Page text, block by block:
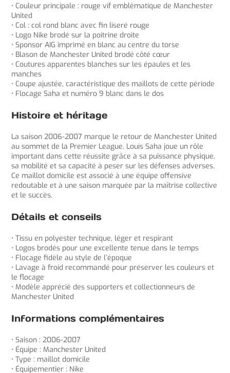
• Couleur principale : rouge vif emblématique de Manchester
United
• Col : col rond blanc avec fin liseré rouge
• Logo Nike brodé sur la poitrine droite
• Sponsor AIG imprimé en blanc au centre du torse
• Blason de Manchester United brodé côté cœur
• Coutures apparentes blanches sur les épaules et les
manches
• Coupe ajustée, caractéristique des maillots de cette période
• Flocage Saha et numéro 9 blanc dans le dos
Histoire et héritage
La saison 2006-2007 marque le retour de Manchester United
au sommet de la Premier League. Louis Saha joue un rôle
important dans cette réussite grâce à sa puissance physique,
sa mobilité et sa capacité à peser sur les défenses adverses.
Ce maillot domicile est associé à une équipe offensive
redoutable et à une saison marquée par la maîtrise collective
et le succès.
Détails et conseils
• Tissu en polyester technique, léger et respirant
• Logos brodés pour une excellente tenue dans le temps
• Flocage fidèle au style de l’époque
• Lavage à froid recommandé pour préserver les couleurs et
le flocage
• Modèle apprécié des supporters et collectionneurs de
Manchester United
Informations complémentaires
• Saison : 2006-2007
• Équipe : Manchester United
• Type : maillot domicile
• Équipementier : Nike